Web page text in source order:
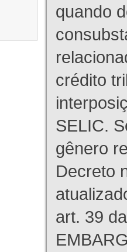
quando
crédito
SELIC.
gênero
Decreto
art. 39